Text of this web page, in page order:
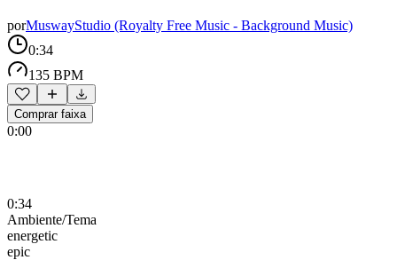
porMuswayStudio (Royalty Free Music - Background Music)
0:34
135 BPM
Comprar faixa
0:00
0:34
Ambiente/Tema
energetic
epic